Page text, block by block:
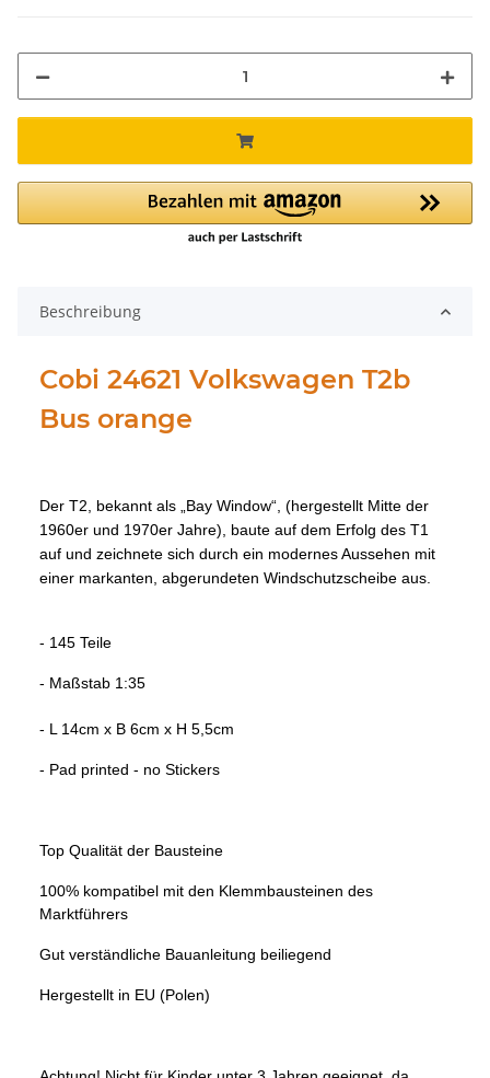
Beschreibung
Cobi 24621 Volkswagen T2b
Bus orange
Der T2, bekannt als „Bay Window“, (hergestellt Mitte der
1960er und 1970er Jahre), baute auf dem Erfolg des T1
auf und zeichnete sich durch ein modernes Aussehen mit
einer markanten, abgerundeten Windschutzscheibe aus.
- 145 Teile
- Maßstab 1:35
- L 14cm x B 6cm x H 5,5cm
- Pad printed - no Stickers
Top Qualität der Bausteine
100% kompatibel mit den Klemmbausteinen des
Marktführers
Gut verständliche Bauanleitung beiliegend
Hergestellt in EU (Polen)